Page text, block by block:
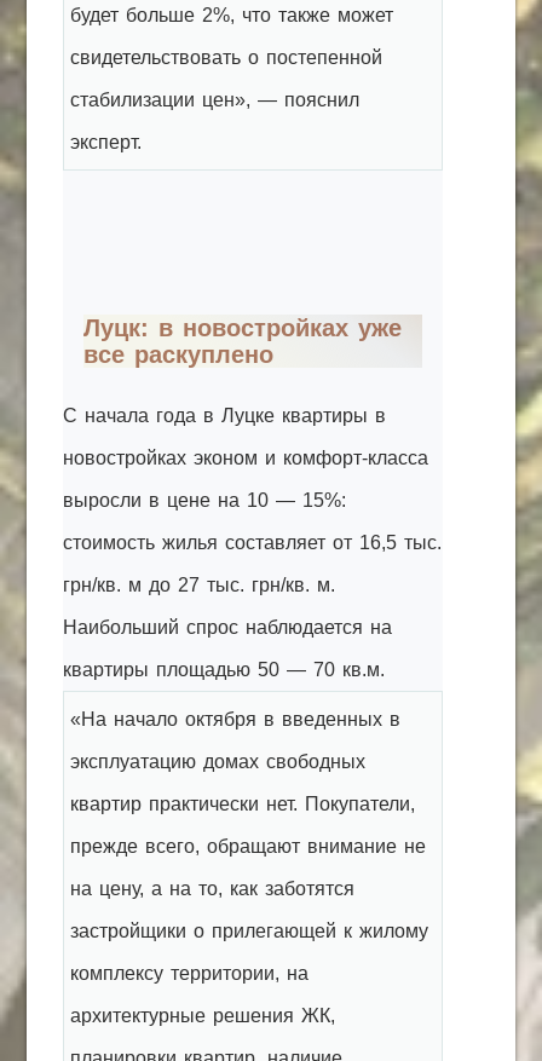
будет больше 2%, что также может
свидетельствовать о постепенной
стабилизации цен», — пояснил
эксперт.
Луцк: в новостройках уже
все раскуплено
С начала года в Луцке квартиры в
новостройках эконом и комфорт-класса
выросли в цене на 10 — 15%:
стоимость жилья составляет от 16,5 тыс.
грн/кв. м до 27 тыс. грн/кв. м.
Наибольший спрос наблюдается на
квартиры площадью 50 — 70 кв.м.
«На начало октября в введенных в
эксплуатацию домах свободных
квартир практически нет. Покупатели,
прежде всего, обращают внимание не
на цену, а на то, как заботятся
застройщики о прилегающей к жилому
комплексу территории, на
архитектурные решения ЖК,